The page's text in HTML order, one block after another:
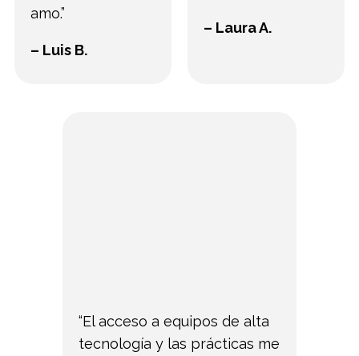
amo.”
– Luis B.
– Laura A.
“El acceso a equipos de alta
tecnología y las prácticas me